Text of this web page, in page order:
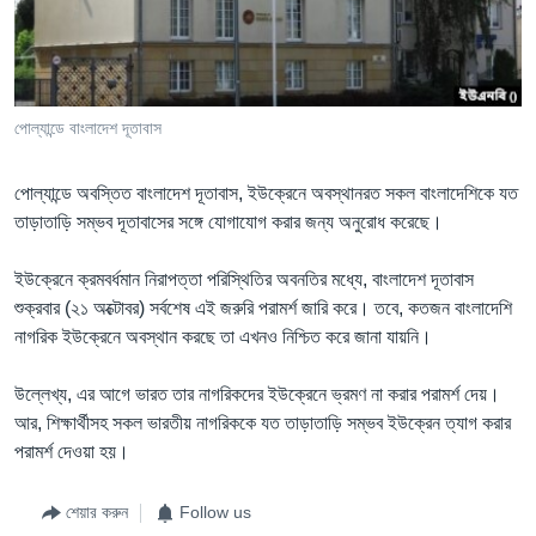
Learning English
FOLLOW US
অন্য ভাষায় ওয়েব সাইট
পোল্যান্ডে বাংলাদেশ দূতাবাস
পোল্যান্ডে অবস্তিত বাংলাদেশ দূতাবাস, ইউক্রেনে অবস্থানরত সকল বাংলাদেশিকে যত
তাড়াতাড়ি সম্ভব দূতাবাসের সঙ্গে যোগাযোগ করার জন্য অনুরোধ করেছে।
ইউক্রেনে ক্রমবর্ধমান নিরাপত্তা পরিস্থিতির অবনতির মধ্যে, বাংলাদেশ দূতাবাস
শুক্রবার (২১ অক্টোবর) সর্বশেষ এই জরুরি পরামর্শ জারি করে। তবে, কতজন বাংলাদেশি
নাগরিক ইউক্রেনে অবস্থান করছে তা এখনও নিশ্চিত করে জানা যায়নি।
উল্লেখ্য, এর আগে ভারত তার নাগরিকদের ইউক্রেনে ভ্রমণ না করার পরামর্শ দেয়।
আর, শিক্ষার্থীসহ সকল ভারতীয় নাগরিককে যত তাড়াতাড়ি সম্ভব ইউক্রেন ত্যাগ করার
পরামর্শ দেওয়া হয়।
শেয়ার করুন Follow us